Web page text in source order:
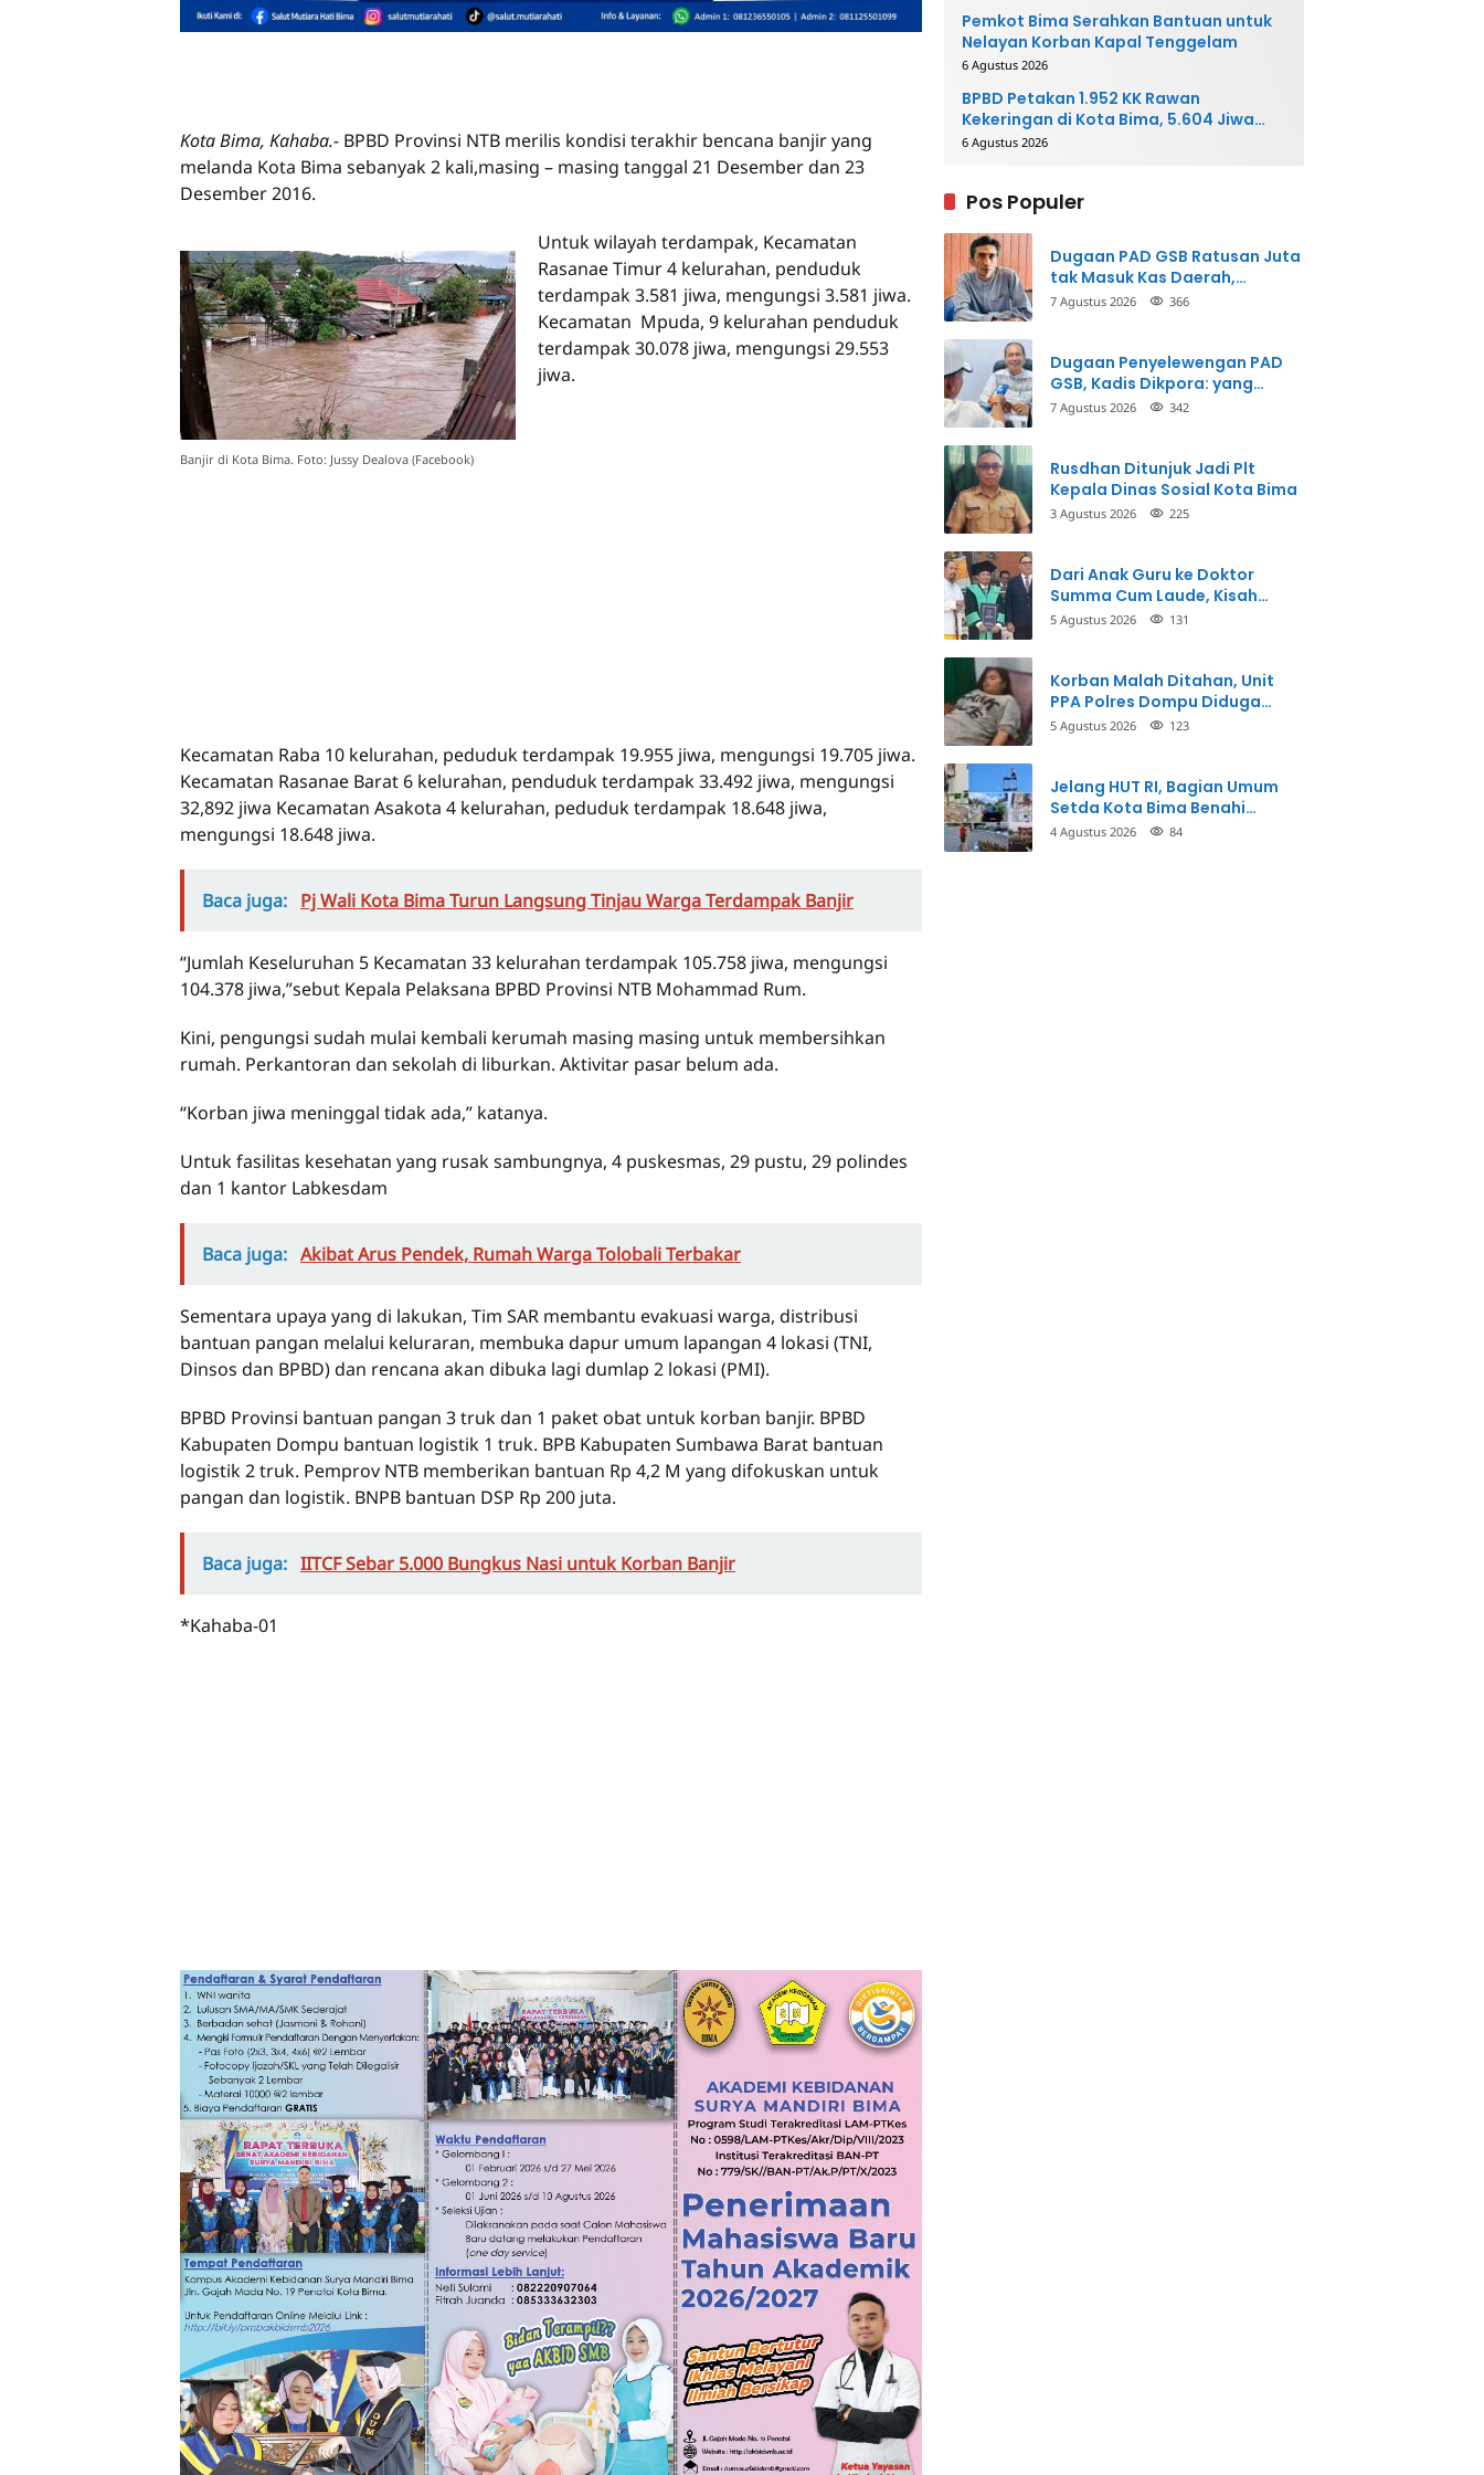
Kota Bima, Kahaba.- BPBD Provinsi NTB merilis kondisi terakhir bencana banjir yang
melanda Kota Bima sebanyak 2 kali,masing – masing tanggal 21 Desember dan 23
Desember 2016.
Banjir di Kota Bima. Foto: Jussy Dealova (Facebook)
Untuk wilayah terdampak, Kecamatan
Rasanae Timur 4 kelurahan, penduduk
terdampak 3.581 jiwa, mengungsi 3.581 jiwa.
Kecamatan Mpuda, 9 kelurahan penduduk
terdampak 30.078 jiwa, mengungsi 29.553
jiwa.
Kecamatan Raba 10 kelurahan, peduduk terdampak 19.955 jiwa, mengungsi 19.705 jiwa.
Kecamatan Rasanae Barat 6 kelurahan, penduduk terdampak 33.492 jiwa, mengungsi
32,892 jiwa Kecamatan Asakota 4 kelurahan, peduduk terdampak 18.648 jiwa,
mengungsi 18.648 jiwa.
Baca juga: Pj Wali Kota Bima Turun Langsung Tinjau Warga Terdampak Banjir
“Jumlah Keseluruhan 5 Kecamatan 33 kelurahan terdampak 105.758 jiwa, mengungsi
104.378 jiwa,”sebut Kepala Pelaksana BPBD Provinsi NTB Mohammad Rum.
Kini, pengungsi sudah mulai kembali kerumah masing masing untuk membersihkan
rumah. Perkantoran dan sekolah di liburkan. Aktivitar pasar belum ada.
“Korban jiwa meninggal tidak ada,” katanya.
Untuk fasilitas kesehatan yang rusak sambungnya, 4 puskesmas, 29 pustu, 29 polindes
dan 1 kantor Labkesdam
Baca juga: Akibat Arus Pendek, Rumah Warga Tolobali Terbakar
Sementara upaya yang di lakukan, Tim SAR membantu evakuasi warga, distribusi
bantuan pangan melalui keluraran, membuka dapur umum lapangan 4 lokasi (TNI,
Dinsos dan BPBD) dan rencana akan dibuka lagi dumlap 2 lokasi (PMI).
BPBD Provinsi bantuan pangan 3 truk dan 1 paket obat untuk korban banjir. BPBD
Kabupaten Dompu bantuan logistik 1 truk. BPB Kabupaten Sumbawa Barat bantuan
logistik 2 truk. Pemprov NTB memberikan bantuan Rp 4,2 M yang difokuskan untuk
pangan dan logistik. BNPB bantuan DSP Rp 200 juta.
Baca juga: IITCF Sebar 5.000 Bungkus Nasi untuk Korban Banjir
*Kahaba-01
Pemkot Bima Serahkan Bantuan untuk
Nelayan Korban Kapal Tenggelam
6 Agustus 2026
BPBD Petakan 1.952 KK Rawan
Kekeringan di Kota Bima, 5.604 Jiwa
Berpotensi Terdampak
6 Agustus 2026
Pos Populer
Dugaan PAD GSB Ratusan Juta
tak Masuk Kas Daerah,
Inspektorat Panggil Pihak
7 Agustus 2026 366
Dugaan Penyelewengan PAD
GSB, Kadis Dikpora: yang
Bersangkutan Akui
7 Agustus 2026 342
Rusdhan Ditunjuk Jadi Plt
Kepala Dinas Sosial Kota Bima
3 Agustus 2026 225
Dari Anak Guru ke Doktor
Summa Cum Laude, Kisah
Taman Firdaus Menginspirasi
5 Agustus 2026 131
Korban Malah Ditahan, Unit
PPA Polres Dompu Diduga
Balikkan Fakta Kasus
5 Agustus 2026 123
Jelang HUT RI, Bagian Umum
Setda Kota Bima Benahi
Kantor Pemkot
4 Agustus 2026 84